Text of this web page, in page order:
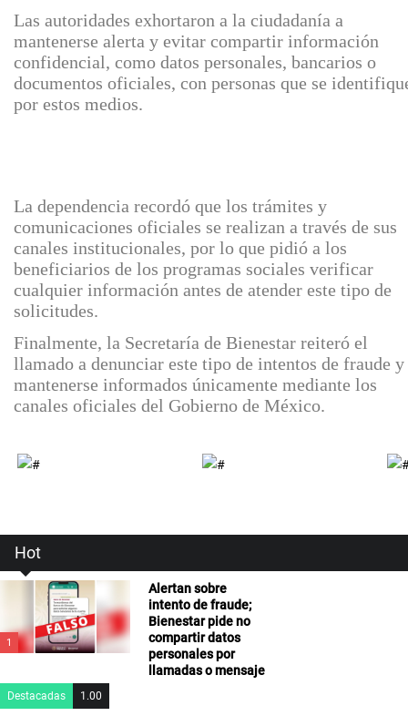
Las autoridades exhortaron a la ciudadanía a
mantenerse alerta y evitar compartir información
confidencial, como datos personales, bancarios o
documentos oficiales, con personas que se
por estos medios.
La dependencia recordó que los trámites y
comunicaciones oficiales se realizan a través de sus
canales institucionales, por lo que pidió a los
beneficiarios de los programas sociales verificar
cualquier información antes de atender este tipo de
solicitudes.
Finalmente, la Secretaría de Bienestar reiteró el
llamado a denunciar este tipo de intentos de fraude y
mantenerse informados únicamente mediante los
canales oficiales del Gobierno de México.
Hot
1
Alertan sobre
intento de fraude;
Bienestar pide no
compartir datos
personales por
llamadas o mensaje
Destacadas 1.00